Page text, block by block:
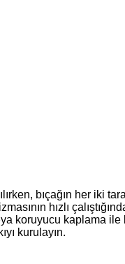
bıçağın her iki
hızlı
koruyucu kaplama ile
kurulayın.